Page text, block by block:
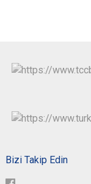
Bizi Takip Edin